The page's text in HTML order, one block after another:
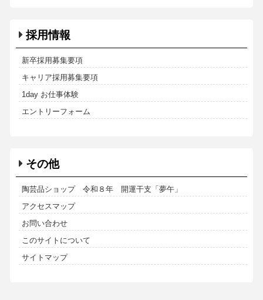
採用情報
新卒採用募集要項
キャリア採用募集要項
1day お仕事体験
エントリーフォーム
その他
陶芸品ショップ 令和８年 開運干支「夢午」
アクセスマップ
お問い合わせ
このサイトについて
サイトマップ